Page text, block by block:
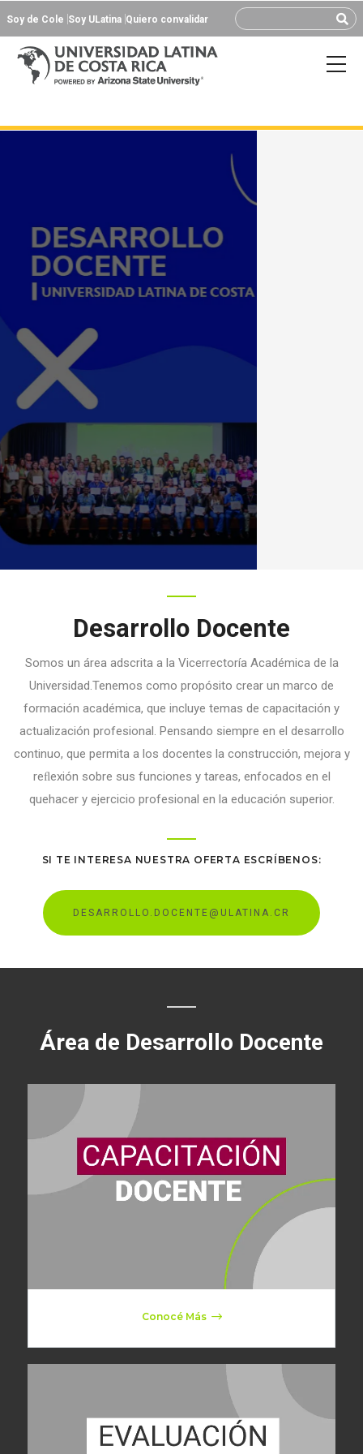
Soy de Cole Soy ULatina Quiero convalidar
Desarrollo Docente
Somos un área adscrita a la Vicerrectoría Académica de la
Universidad.Tenemos como propósito crear un marco de
formación académica, que incluye temas de capacitación y
actualización profesional. Pensando siempre en el desarrollo
continuo, que permita a los docentes la construcción, mejora y
reﬂexión sobre sus funciones y tareas, enfocados en el
quehacer y ejercicio profesional en la educación superior.
SI TE INTERESA NUESTRA OFERTA ESCRÍBENOS:
DESARROLLO.DOCENTE@ULATINA.CR
Área de Desarrollo Docente
Conocé Más